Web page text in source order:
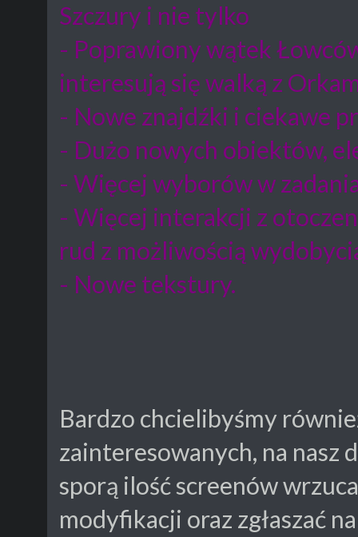
Szczury i nie tylko
- Poprawiony wątek
interesują się walką z
- Nowe znajdźki i ciekawe
- Dużo nowych obiektów,
- Więcej wyborów w
- Więcej interakcji z
rud z możliwością
- Nowe tekstury.
Bardzo chcielibyśmy
zainteresowanych, na nasz
sporą ilość screenów
modyfikacji oraz zgłaszać